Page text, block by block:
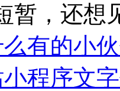
暂，还想
有的小
小程序文